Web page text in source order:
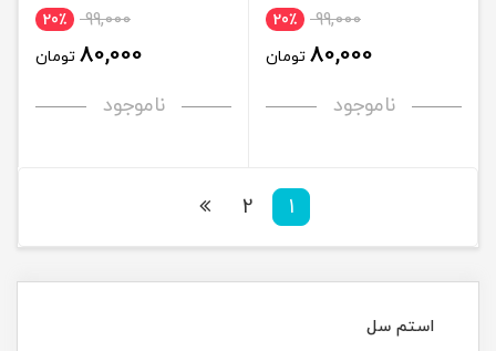
99,000 20٪
80,000 تومان
ناموجود
99,000 20٪
80,000 تومان
ناموجود
1
2
استم سل